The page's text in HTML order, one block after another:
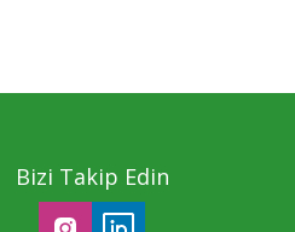
Bizi Takip Edin